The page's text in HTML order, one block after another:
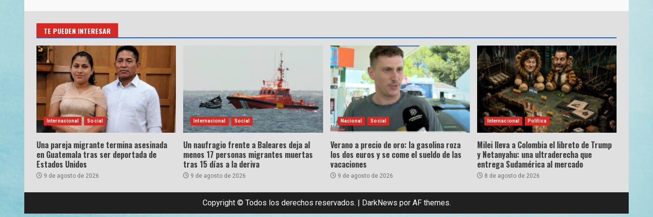
TE PUEDEN INTERESAR
Internacional Social
Una pareja migrante termina asesinada
en Guatemala tras ser deportada de
Estados Unidos
9 de agosto de 2026
Internacional Social
Un naufragio frente a Baleares deja al
menos 17 personas migrantes muertas
tras 15 días a la deriva
9 de agosto de 2026
Nacional Social
Verano a precio de oro: la gasolina roza
los dos euros y se come el sueldo de las
vacaciones
9 de agosto de 2026
Internacional Política
Milei lleva a Colombia el libreto de Trump
y Netanyahu: una ultraderecha que
entrega Sudamérica al mercado
8 de agosto de 2026
Copyright © Todos los derechos reservados. | DarkNews por AF themes.